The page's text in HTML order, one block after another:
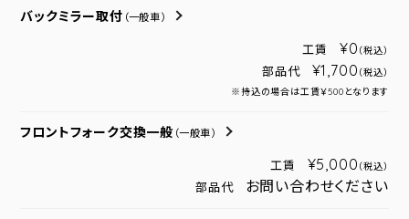
バックミラー取付 （一般車）
工賃 ¥0 （税込）
部品代 ¥1,700 （税込）
※持込の場合は工賃￥500となります
フロントフォーク交換一般 （一般車）
工賃 ¥5,000 （税込）
部品代 お問い合わせください